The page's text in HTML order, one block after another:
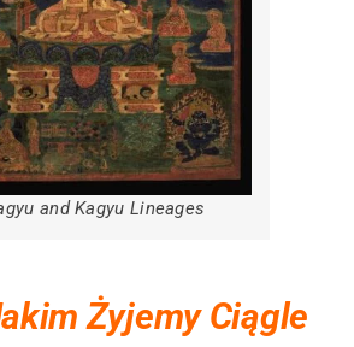
and Kagyu Lineages
Żyjemy Ciągle